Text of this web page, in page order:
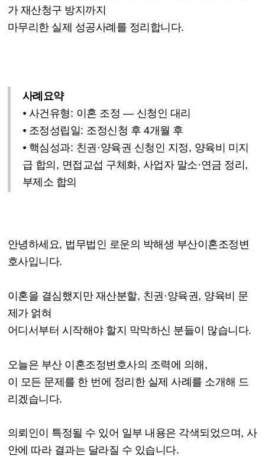
가 재산청구 방지까지
마무리한 실제 성공사례를 정리합니다.
사례요약
⦁ 사건유형: 이혼 조정 — 신청인 대리
⦁ 조정성립일: 조정신청 후 4개월 후
⦁ 핵심성과: 친권 ·양육권 신청인 지정, 양육비 미지
급 합의 , 면접교섭 구체화, 사업자 말소·연금 정리,
부제소 합의
안녕하세요, 법무법인 로운의 박해생 부산이혼조정변
호사입니다.
이혼을 결심했지만 재산분할, 친권 ·양육권, 양육비 문
제가 얽혀
어디서부터 시작해야 할지 막막하신 분들이 많습니다.
오늘은 부산 이혼조정변호사의 조력에 의해,
이 모든 문제를 한 번에 정리한 실제 사례를 소개해 드
리겠습니다.
의뢰인이 특정될 수 있어 일부 내용은 각색되었으며,사
안에 따라 결과는 달라질 수 있습니다.